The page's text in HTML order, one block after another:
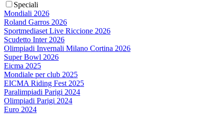
Speciali
Mondiali 2026
Roland Garros 2026
Sportmediaset Live Riccione 2026
Scudetto Inter 2026
Olimpiadi Invernali Milano Cortina 2026
Super Bowl 2026
Eicma 2025
Mondiale per club 2025
EICMA Riding Fest 2025
Paralimpiadi Parigi 2024
Olimpiadi Parigi 2024
Euro 2024